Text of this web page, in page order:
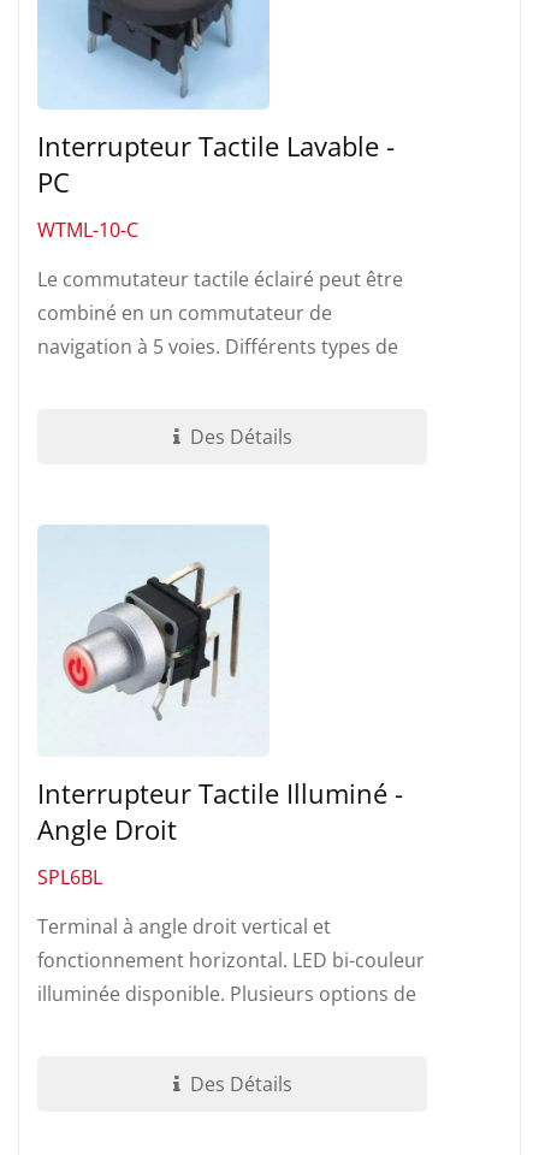
Interrupteur Tactile Lavable -
PC
WTML-10-C
Le commutateur tactile éclairé peut être
combiné en un commutateur de
navigation à 5 voies. Différents types de
Des Détails
Interrupteur Tactile Illuminé -
Angle Droit
SPL6BL
Terminal à angle droit vertical et
fonctionnement horizontal. LED bi-couleur
illuminée disponible. Plusieurs options de
Des Détails